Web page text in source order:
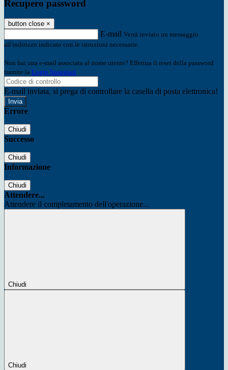
Recupero password
button close ×
E-mail Verrà inviato un messaggio
all'indirizzo indicato con le istruzioni necessarie.
Non hai una e-mail associata al nome utente? Effettua il reset della password
tramite la Login Spaggiari
E-mail inviata, si prega di controllare la casella di posta elettronica!
Errore
Chiudi
Successo
Chiudi
Informazione
Chiudi
Attendere...
Attendere il completamento dell'operazione...
Chiudi
Chiudi